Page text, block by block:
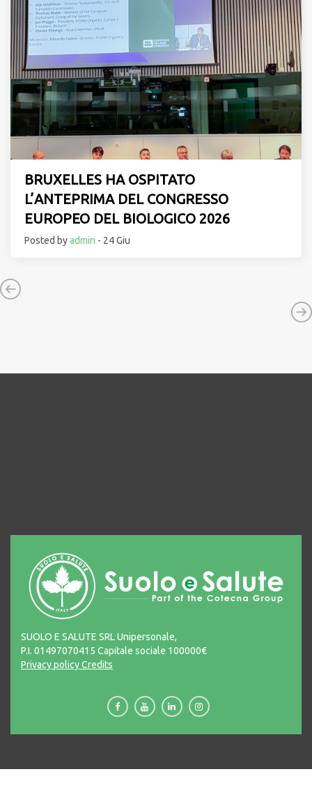
BRUXELLES HA OSPITATO
L’ANTEPRIMA DEL CONGRESSO
EUROPEO DEL BIOLOGICO 2026
Posted byadmin - 24 Giu
SUOLO E SALUTE SRL Unipersonale,
P.I. 01497070415 Capitale sociale 100000€
Privacy policyCredits